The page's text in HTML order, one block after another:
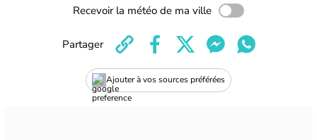
Recevoir la météo de ma ville
Ajouter à vos sources préférées
Partager